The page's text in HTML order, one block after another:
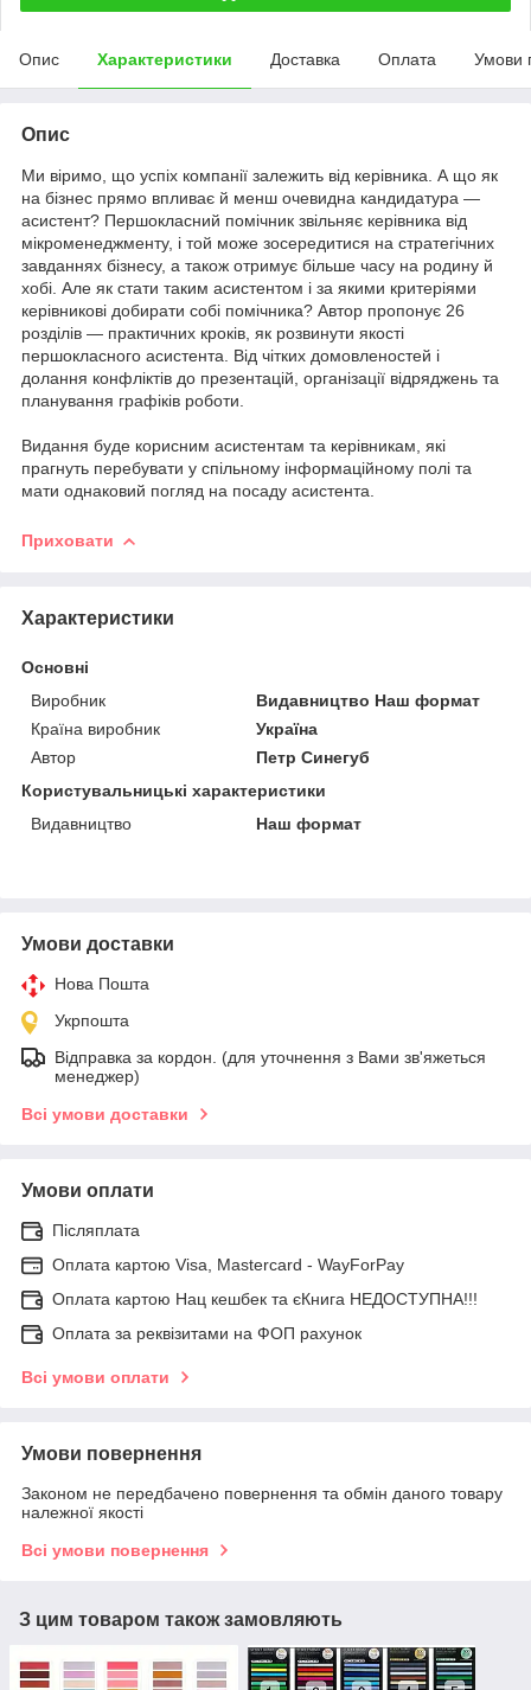
Опис Характеристики Доставка Оплата Умови
Опис
Ми віримо, що успіх компанії залежить від керівника. А що як
на бізнес прямо впливає й менш очевидна кандидатура —
асистент? Першокласний помічник звільняє керівника від
мікроменеджменту, і той може зосередитися на стратегічних
завданнях бізнесу, а також отримує більше часу на родину й
хобі. Але як стати таким асистентом і за якими критеріями
керівникові добирати собі помічника? Автор пропонує 26
розділів — практичних кроків, як розвинути якості
першокласного асистента. Від чітких домовленостей і
долання конфліктів до презентацій, організації відряджень та
планування графіків роботи.
Видання буде корисним асистентам та керівникам, які
прагнуть перебувати у спільному інформаційному полі та
мати однаковий погляд на посаду асистента.
Приховати
Характеристики
Основні
Виробник
Видавництво Наш формат
Країна виробник
Україна
Автор
Петр Синегуб
Користувальницькі характеристики
Видавництво
Наш формат
Умови доставки
Нова Пошта
Укрпошта
Відправка за кордон. (для уточнення з Вами зв'яжеться
менеджер)
Всі умови доставки
Умови оплати
Післяплата
Оплата картою Visa, Mastercard - WayForPay
Оплата картою Нац кешбек та єКнига НЕДОСТУПНА!!!
Оплата за реквізитами на ФОП рахунок
Всі умови оплати
Умови повернення
Законом не передбачено повернення та обмін даного товару
належної якості
Всі умови повернення
З цим товаром також замовляють